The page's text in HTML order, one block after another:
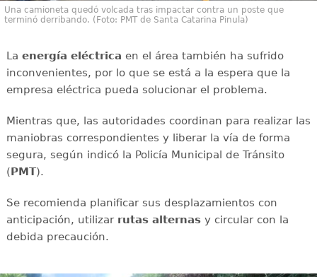
Una camioneta quedó volcada tras impactar contra un poste que
terminó derribando. (Foto: PMT de Santa Catarina Pinula)
La energía eléctrica en el área también ha sufrido
inconvenientes, por lo que se está a la espera que la
empresa eléctrica pueda solucionar el problema.
Mientras que, las autoridades coordinan para realizar las
maniobras correspondientes y liberar la vía de forma
segura, según indicó la Policía Municipal de Tránsito
(PMT).
Se recomienda planificar sus desplazamientos con
anticipación, utilizar rutas alternasy circular con la
debida precaución.